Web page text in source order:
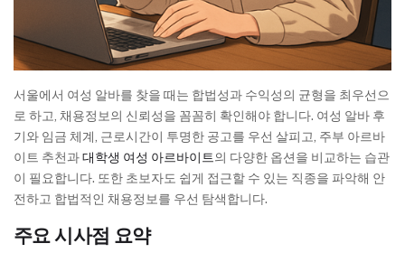
서울에서 여성 알바를 찾을 때는 합법성과 수익성의 균형을 최우선으
로 하고, 채용정보의 신뢰성을 꼼꼼히 확인해야 합니다. 여성 알바 후
기와 임금 체계, 근로시간이 투명한 공고를 우선 살피고, 주부 아르바
이트 추천과대학생 여성 아르바이트의 다양한 옵션을 비교하는 습관
이 필요합니다. 또한 초보자도 쉽게 접근할 수 있는 직종을 파악해 안
전하고 합법적인 채용정보를 우선 탐색합니다.
주요 시사점 요약